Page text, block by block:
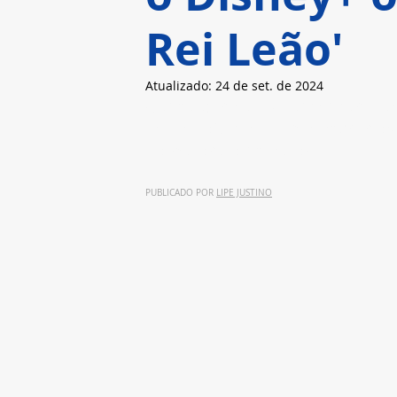
Rei Leão'
Atualizado: 24 de set. de 2024
PUBLICADO POR LIPE JUSTINO